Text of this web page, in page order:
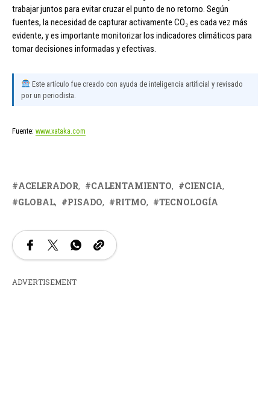
trabajar juntos para evitar cruzar el punto de no retorno. Según
fuentes, la necesidad de capturar activamente CO₂ es cada vez más
evidente, y es importante monitorizar los indicadores climáticos para
tomar decisiones informadas y efectivas.
Este artículo fue creado con ayuda de inteligencia artificial y revisado
por un periodista.
Fuente: www.xataka.com
ACELERADOR CALENTAMIENTO
CIENCIA
GLOBAL
PISADO RITMO TECNOLOGÍA
ADVERTISEMENT